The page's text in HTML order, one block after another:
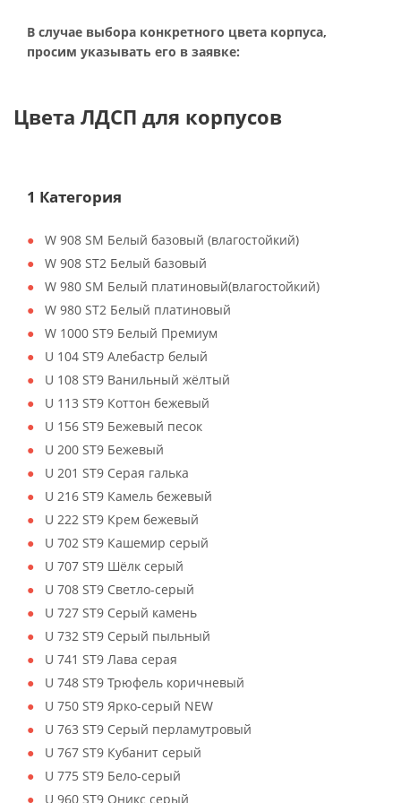
В случае выбора конкретного цвета корпуса,
просим указывать его в заявке:
Цвета ЛДСП для корпусов
1 Категория
W 908 SM Белый базовый (влагостойкий)
W 908 ST2 Белый базовый
W 980 SM Белый платиновый(влагостойкий)
W 980 ST2 Белый платиновый
W 1000 ST9 Белый Премиум
U 104 ST9 Алебастр белый
U 108 ST9 Ванильный жёлтый
U 113 ST9 Коттон бежевый
U 156 ST9 Бежевый песок
U 200 ST9 Бежевый
U 201 ST9 Серая галька
U 216 ST9 Камель бежевый
U 222 ST9 Крем бежевый
U 702 ST9 Кашемир серый
U 707 ST9 Шёлк серый
U 708 ST9 Светло-серый
U 727 ST9 Серый камень
U 732 ST9 Серый пыльный
U 741 ST9 Лава серая
U 748 ST9 Трюфель коричневый
U 750 ST9 Ярко-серый NEW
U 763 ST9 Серый перламутровый
U 767 ST9 Кубанит серый
U 775 ST9 Бело-серый
U 960 ST9 Оникс серый